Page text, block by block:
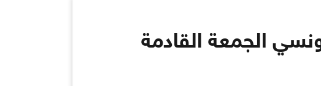
الجمعة القادمة